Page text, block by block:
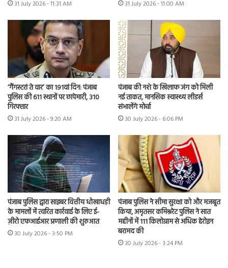
31 July 2026 - 11:31 AM 31 July 2026 - 11:00 AM
‘गैंगस्टरां ते वार’ का 191वां दिन: पंजाब
पुलिस की 611 स्थानों पर छापेमारी, 310
गिरफ्तार
31 July 2026 - 9:20 AM
पंजाब की नशे के खिलाफ जंग को मिली
नई ताकत, मानसिक स्वास्थ्य लीडर्स
संभालेंगे मोर्चा
30 July 2026 - 6:06 PM
पंजाब पुलिस द्वारा साइबर वित्तीय धोखाधड़ी
के मामलों में त्वरित कार्रवाई के लिए ई-
ज़ीरो एफआईआर प्रणाली की शुरुआत
30 July 2026 - 3:50 PM
पंजाब पुलिस ने सीमा सुरक्षा को और मजबूत
किया, अमृतसर कमिश्नरेट पुलिस ने सात
महीनों में 111 किलोग्राम से अधिक हेरोइन
बरामद की
30 July 2026 - 3:24 PM